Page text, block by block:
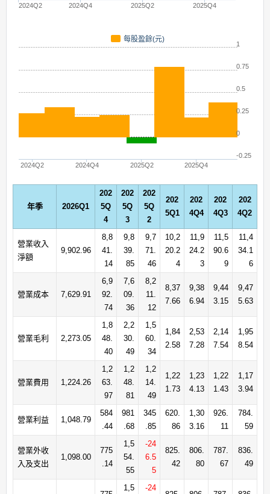
2024Q2 2024Q4 2025Q2 2025Q4
每股盈餘(元)
2024Q2 2024Q4 2025Q2 2025Q4
-0.25
0
0.25
0.5
0.75
1
年季 2026Q1
202
5Q
4
202
5Q
3
202
5Q
2
202
5Q1
202
4Q4
202
4Q3
202
4Q2
營業收入
淨額
9,902.96
8,8
41.
14
9,8
39.
85
9,7
71.
46
10,2
20.2
4
11,9
24.2
3
11,5
90.6
9
11,4
34.1
6
營業成本 7,629.91
6,9
92.
74
7,6
09.
36
8,2
11.
12
8,37
7.66
9,38
6.94
9,44
3.15
9,47
5.63
營業毛利 2,273.05
1,8
48.
40
2,2
30.
49
1,5
60.
34
1,84
2.58
2,53
7.28
2,14
7.54
1,95
8.54
營業費用 1,224.26
1,2
63.
97
1,2
48.
81
1,2
14.
49
1,22
1.73
1,23
4.13
1,22
1.43
1,17
3.94
營業利益 1,048.79
584
.44
981
.68
345
.85
620.
86
1,30
3.16
926.
11
784.
59
營業外收
入及支出
1,098.00
775
.14
1,5
54.
55
-24
6.5
5
825.
42
806.
80
787.
67
836.
49
1,5 -24